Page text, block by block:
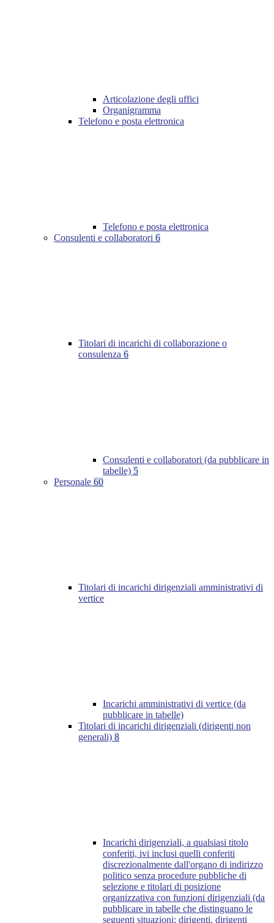
Articolazione degli uffici
Organigramma
Telefono e posta elettronica
Telefono e posta elettronica
Consulenti e collaboratori 6
Titolari di incarichi di collaborazione o
consulenza 6
Consulenti e collaboratori (da pubblicare in
tabelle) 5
Personale 60
Titolari di incarichi dirigenziali amministrativi di
vertice
Incarichi amministrativi di vertice (da
pubblicare in tabelle)
Titolari di incarichi dirigenziali (dirigenti non
generali) 8
Incarichi dirigenziali, a qualsiasi titolo
conferiti, ivi inclusi quelli conferiti
discrezionalmente dall'organo di indirizzo
politico senza procedure pubbliche di
selezione e titolari di posizione
organizzativa con funzioni dirigenziali (da
pubblicare in tabelle che distinguano le
seguenti situazioni: dirigenti, dirigenti